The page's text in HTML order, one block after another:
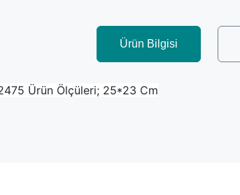
Ürün Bilgisi
Ürün Ölçüleri; 25*23 Cm